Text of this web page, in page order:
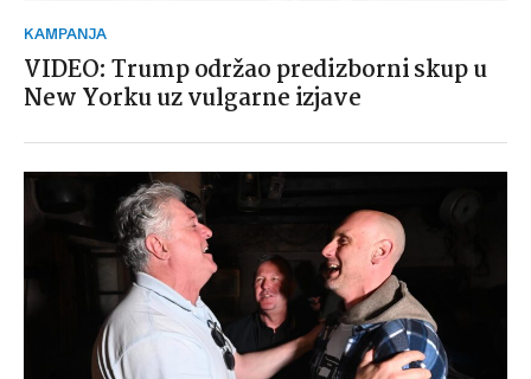
KAMPANJA
VIDEO: Trump održao predizborni skup u
New Yorku uz vulgarne izjave